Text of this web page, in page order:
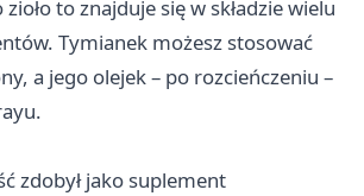
to znajduje się w składzie wielu
Tymianek możesz stosować
a jego olejek – po rozcieńczeniu –
zdobył jako suplement